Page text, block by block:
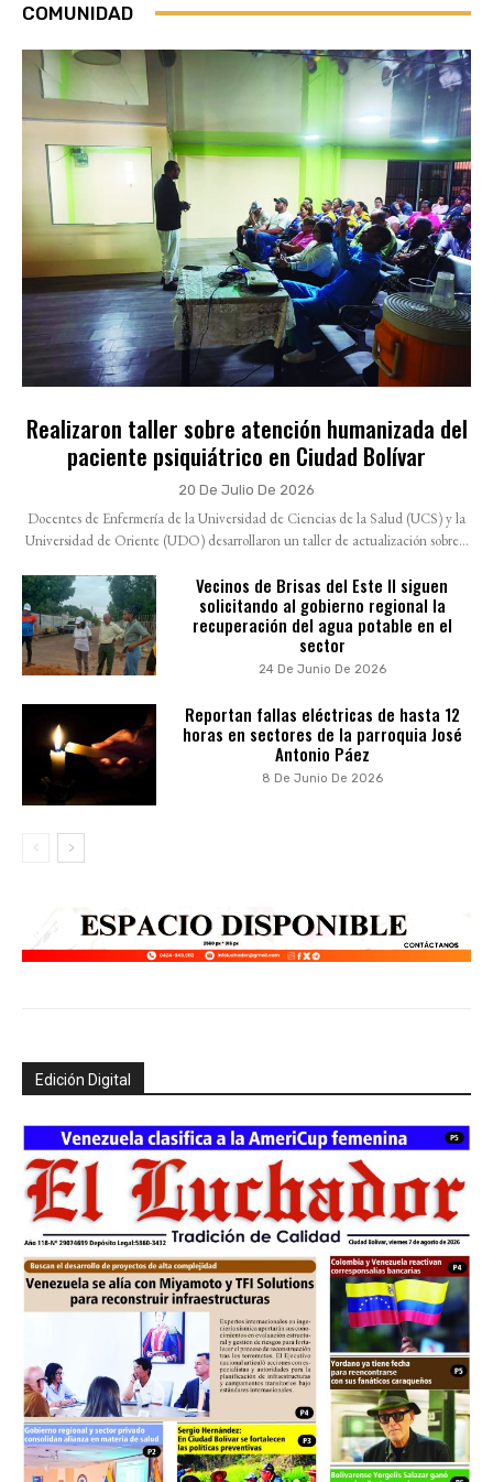
COMUNIDAD
Realizaron taller sobre atención humanizada del
paciente psiquiátrico en Ciudad Bolívar
20 De Julio De 2026
Docentes de Enfermería de la Universidad de Ciencias de la Salud (UCS) y la
Universidad de Oriente (UDO) desarrollaron un taller de actualización sobre...
Vecinos de Brisas del Este II siguen
solicitando al gobierno regional la
recuperación del agua potable en el
sector
24 De Junio De 2026
Reportan fallas eléctricas de hasta 12
horas en sectores de la parroquia José
Antonio Páez
8 De Junio De 2026
Edición Digital